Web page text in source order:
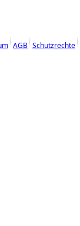
AGB Schutzrechte